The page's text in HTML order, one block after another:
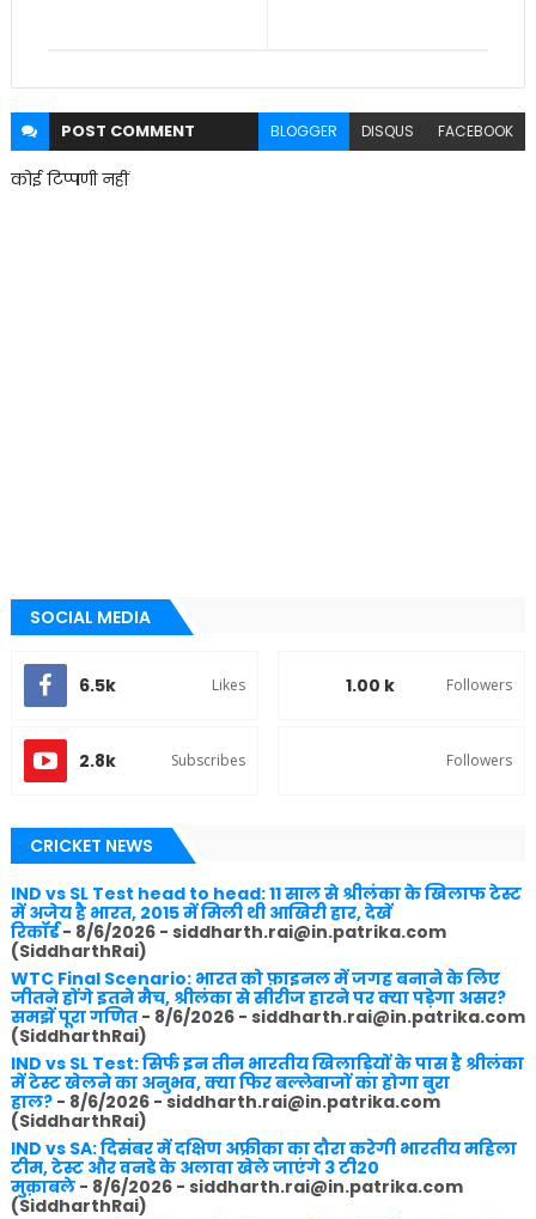
POST COMMENT BLOGGER DISQUS FACEBOOK
कोई टिप्पणी नहीं
SOCIAL MEDIA
6.5k Likes 1.00 k Followers
2.8k Subscribes Followers
CRICKET NEWS
IND vs SL Test head to head: 11 साल से श्रीलंका के खिलाफ टेस्ट
में अजेय है भारत, 2015 में मिली थी आखिरी हार, देखें
रिकॉर्ड- 8/6/2026- siddharth.rai@in.patrika.com
(SiddharthRai)
WTC Final Scenario: भारत को फ़ाइनल में जगह बनाने के लिए
जीतने होंगे इतने मैच, श्रीलंका से सीरीज हारने पर क्या पड़ेगा असर?
समझें पूरा गणित- 8/6/2026- siddharth.rai@in.patrika.com
(SiddharthRai)
IND vs SL Test: सिर्फ इन तीन भारतीय खिलाड़ियों के पास है श्रीलंका
में टेस्ट खेलने का अनुभव, क्या फिर बल्लेबाजों का होगा बुरा
हाल?- 8/6/2026- siddharth.rai@in.patrika.com
(SiddharthRai)
IND vs SA: दिसंबर में दक्षिण अफ्रीका का दौरा करेगी भारतीय महिला
टीम, टेस्ट और वनडे के अलावा खेले जाएंगे 3 टी20
मुक़ाबले- 8/6/2026- siddharth.rai@in.patrika.com
(SiddharthRai)